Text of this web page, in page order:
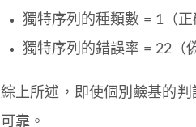
獨特序列的種類數 = 1（
獨特序列的錯誤率 = 22（
綜上所述，即使個別鹼基的
可靠。